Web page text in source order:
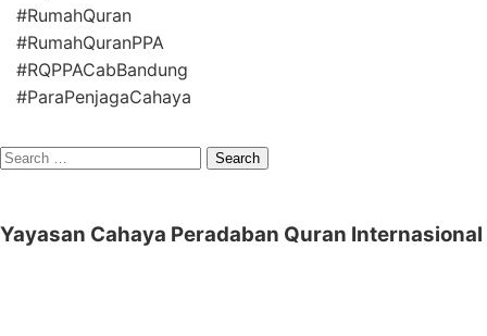
#RumahQuran
#RumahQuranPPA
#RQPPACabBandung
#ParaPenjagaCahaya
Search
Yayasan Cahaya Peradaban Quran Internasional